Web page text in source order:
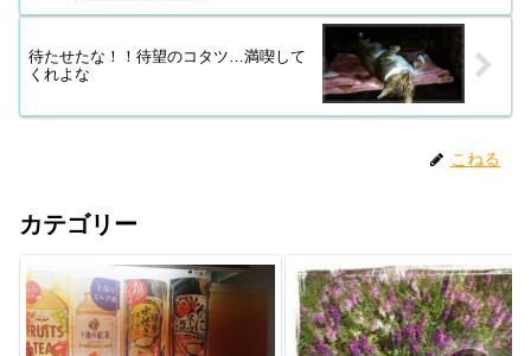
待たせたな！！待望のコタツ…満喫して
くれよな
こねる
カテゴリー